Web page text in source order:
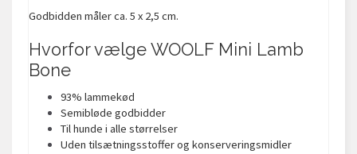
Godbidden måler ca. 5 x 2,5 cm.
Hvorfor vælge WOOLF Mini Lamb
Bone
93% lammekød
Semibløde godbidder
Til hunde i alle størrelser
Uden tilsætningsstoffer og konserveringsmidler